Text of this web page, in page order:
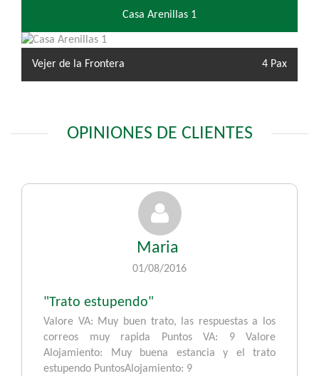
Casa Arenillas 1
Vejer de la Frontera 4 Pax
OPINIONES DE CLIENTES
Maria
01/08/2016
"Trato estupendo"
Valore VA: Muy buen trato, las respuestas a los
correos muy rapida Puntos VA: 9 Valore
Alojamiento: Muy buena estancia y el trato
estupendo PuntosAlojamiento: 9